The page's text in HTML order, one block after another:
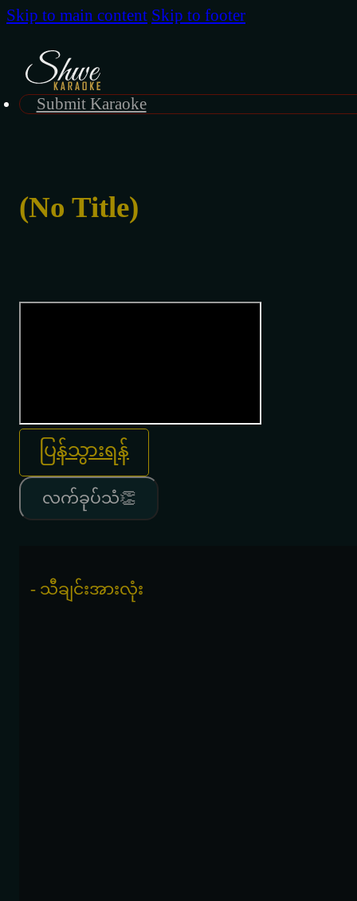
Skip to main content Skip to footer
Submit Karaoke
(No Title)
ပြန်သွားရန်
လက်ခုပ်သံ👏
- သီချင်းအားလုံး